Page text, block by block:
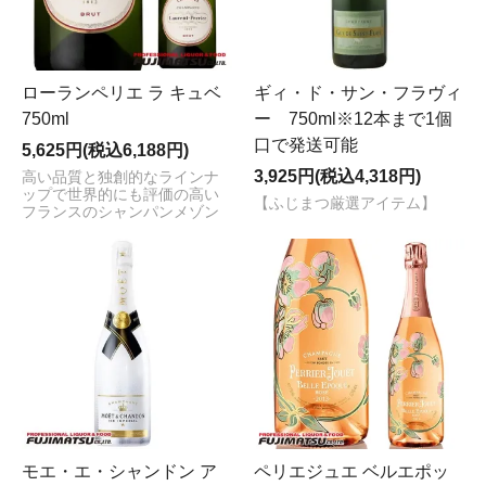
ローランペリエ ラ キュベ
750ml
5,625円(税込6,188円)
高い品質と独創的なラインナ
ップで世界的にも評価の高い
フランスのシャンパンメゾン
ギィ・ド・サン・フラヴィ
ー 750ml※12本まで1個
口で発送可能
3,925円(税込4,318円)
【ふじまつ厳選アイテム】
モエ・エ・シャンドン ア ペリエジュエ ベルエポッ